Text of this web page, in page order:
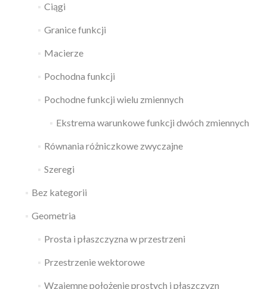
Ciągi
Granice funkcji
Macierze
Pochodna funkcji
Pochodne funkcji wielu zmiennych
Ekstrema warunkowe funkcji dwóch zmiennych
Równania różniczkowe zwyczajne
Szeregi
Bez kategorii
Geometria
Prosta i płaszczyzna w przestrzeni
Przestrzenie wektorowe
Wzajemne położenie prostych i płaszczyzn